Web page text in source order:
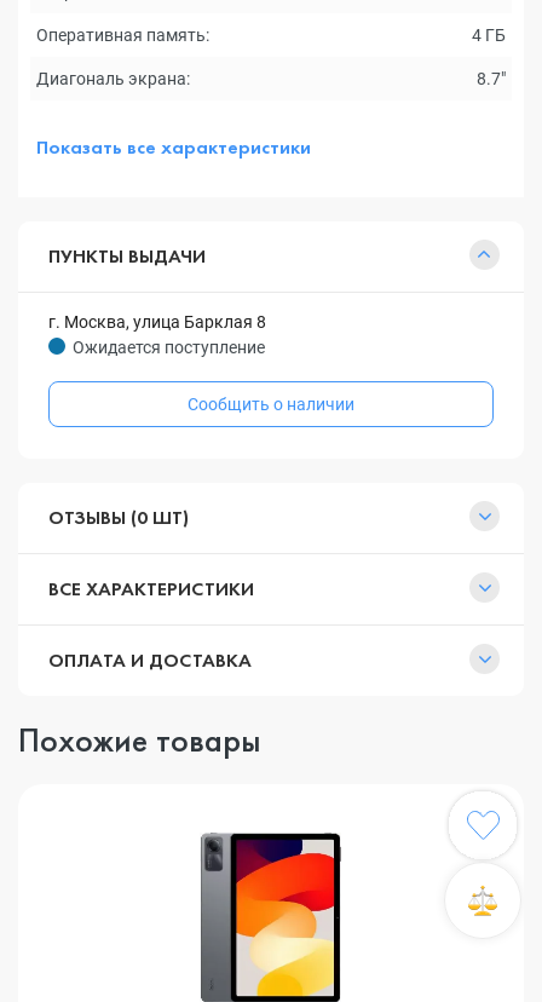
Оперативная память: 4 ГБ
Диагональ экрана: 8.7"
Показать все характеристики
ПУНКТЫ ВЫДАЧИ
г. Москва, улица Барклая 8
Ожидается поступление
Сообщить о наличии
ОТЗЫВЫ (0 ШТ)
ВСЕ ХАРАКТЕРИСТИКИ
ОПЛАТА И ДОСТАВКА
Похожие товары